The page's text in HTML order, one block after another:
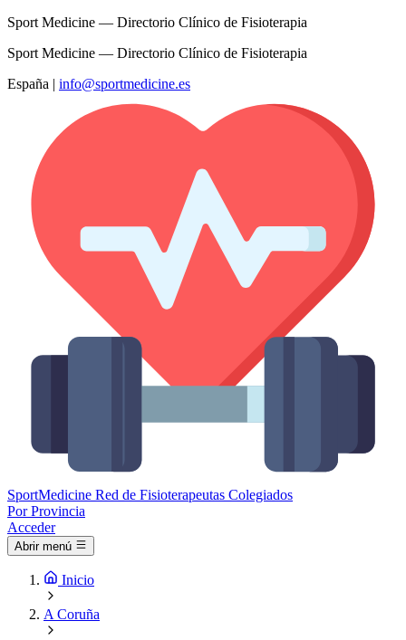
Sport Medicine — Directorio Clínico de Fisioterapia
Sport Medicine — Directorio Clínico de Fisioterapia
España | info@sportmedicine.es
SportMedicine Red de Fisioterapeutas Colegiados
Por Provincia
Acceder
Abrir menú
Inicio
A Coruña